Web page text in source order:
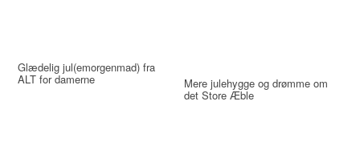
Glædelig jul(emorgenmad) fra
ALT for damerne Mere julehygge og drømme om
det Store Æble